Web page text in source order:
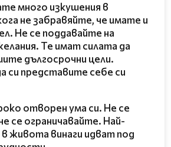
много изкушения в
не забравяйте, че имате и
Не се поддавайте на
Те имат силата да
дългосрочни цели.
си представите себе си
отворен ума си. Не се
се ограничавайте. Най-
живота винаги идват под